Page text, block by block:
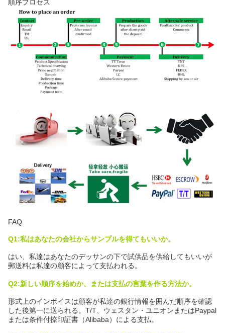
順序プロセス
FAQ
Q1:私はあなたの会社からサンプルを得てもいいか。
はい、私達はあなたのデッサンの下で試供品を供給してもいいが
郵送料は私達の顧客によって支払われる。
Q2:新しい順序を始めか、または支払の言葉を作る方法か。
形式上のインボイスは顧客が私達の銀行情報を囲んだ順序を確認
した後第一に送られる。T/T、ウェスタン・ユニオンまたはPaypal
または条件付捺印証書（Alibaba）による支払。